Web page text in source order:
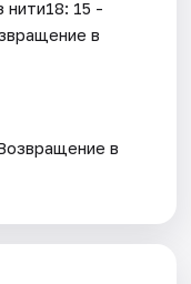
нити18: 15 -
в
в